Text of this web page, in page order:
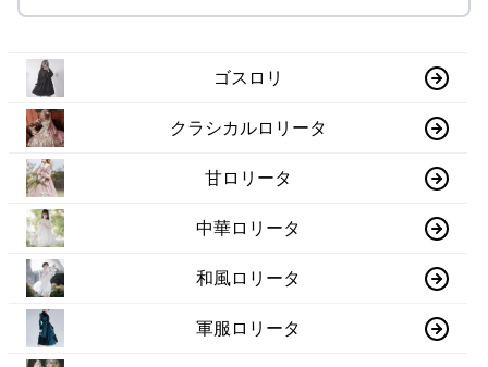
ゴスロリ
クラシカルロリータ
甘ロリータ
中華ロリータ
和風ロリータ
軍服ロリータ